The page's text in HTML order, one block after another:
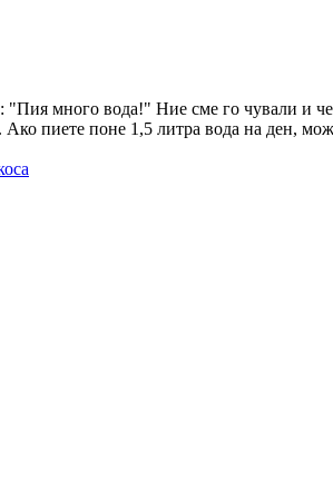
"Пия много вода!" Ние сме го чували и
пиете поне 1,5 литра вода на ден,